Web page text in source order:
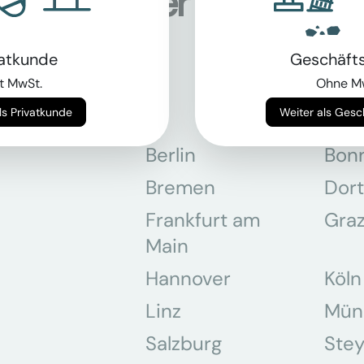
Berlin
Bremen
Frankfurt am
Main
Hannover
Köln
Linz
Salzburg
MwSt.
Weiter als Privatkunde
Ohne
Weiter als